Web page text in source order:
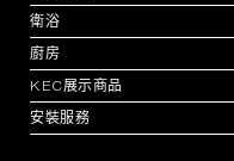
衛浴
廚房
KEC展示商品
安裝服務